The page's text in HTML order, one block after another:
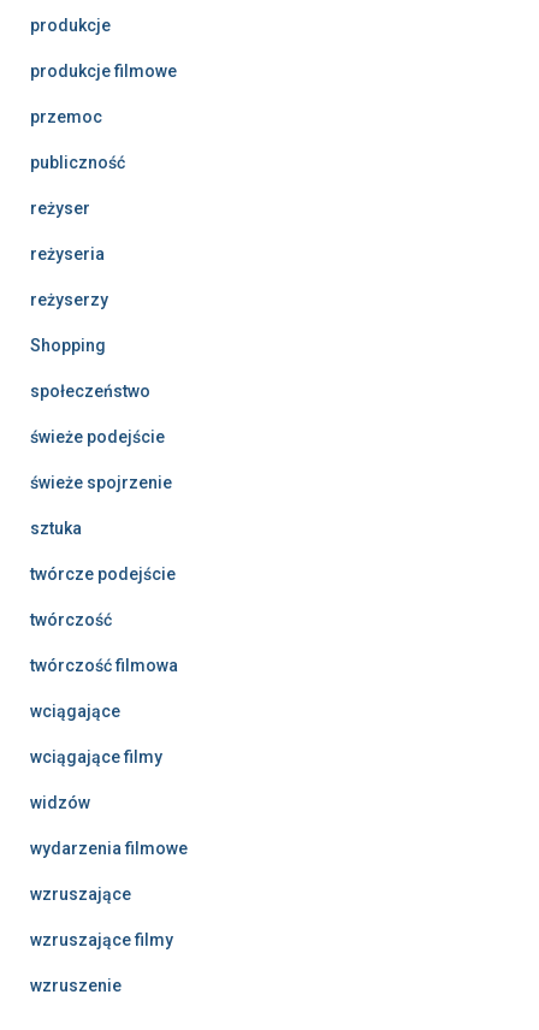
produkcje
produkcje filmowe
przemoc
publiczność
reżyser
reżyseria
reżyserzy
Shopping
społeczeństwo
świeże podejście
świeże spojrzenie
sztuka
twórcze podejście
twórczość
twórczość filmowa
wciągające
wciągające filmy
widzów
wydarzenia filmowe
wzruszające
wzruszające filmy
wzruszenie